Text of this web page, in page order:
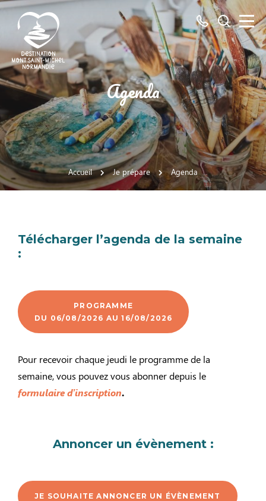
Destination
Mont
Saint-
Michel
Normandie
Tous
les
numéros
ici
Je
Agenda
Accueil Je prépare Agenda
Télécharger l’agenda de la semaine
:
PROGRAMME
DU 06/08/2026 AU 16/08/2026
Pour recevoir chaque jeudi le programme de la
semaine, vous pouvez vous abonner depuis le
formulaire d’inscription.
Annoncer un évènement :
JE SOUHAITE ANNONCER UN ÉVÈNEMENT